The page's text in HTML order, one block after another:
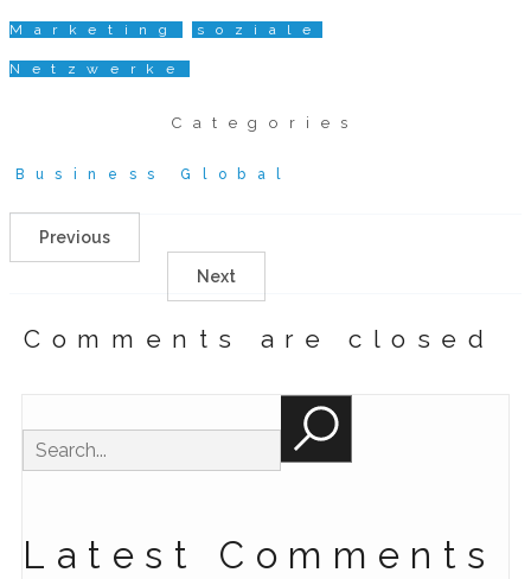
Marketing soziale
Netzwerke
Categories
Business Global
Previous
Next
Comments are closed
Latest Comments